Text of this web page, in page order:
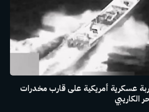
عسكرية أمريكية على قارب مخدرات
الكاريبي